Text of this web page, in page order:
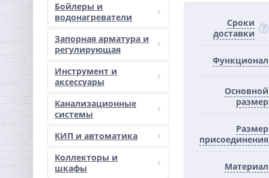
Бойлеры и
водонагреватели
Запорная арматура и
регулирующая
Инструмент и
аксессуары
Канализационные
системы
КИП и автоматика
Коллекторы и
шкафы
Сроки
доставки
Функционал
Основной
размер
Размер
присоединения
Материал